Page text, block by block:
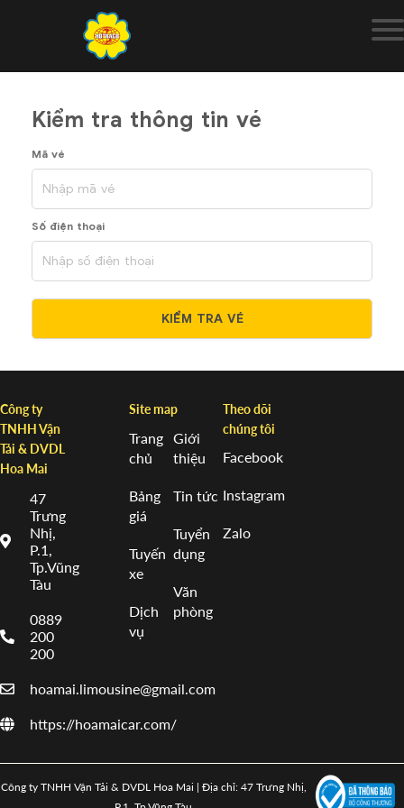
Kiểm tra thông tin vé
Mã vé
Số điện thoại
KIỂM TRA VÉ
Công ty
TNHH Vận
Tải & DVDL
Hoa Mai
47
Trưng
Nhị,
P.1,
Tp.Vũng
Tàu
0889
200
200
hoamai.limousine@gmail.com
https://hoamaicar.com/
Site map
Trang
chủ
Bảng
giá
Tuyến
xe
Dịch
vụ
Giới
thiệu
Tin tức
Tuyển
dụng
Văn
phòng
Theo dõi
chúng tôi
Facebook
Instagram
Zalo
Công ty TNHH Vận Tải & DVDL Hoa Mai | Địa chỉ: 47 Trưng Nhị,